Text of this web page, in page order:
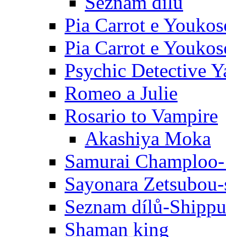
Pia Carrot e
Pia Carrot e
Psychic Detective
Romeo a Julie
Rosario to Vampire
Akashiya Moka
Samurai
Sayonara
Seznam dílů-
Shaman king